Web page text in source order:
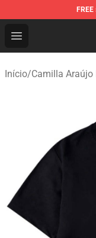
FREE
Open menu
Camilla
Início/Camilla Araújo